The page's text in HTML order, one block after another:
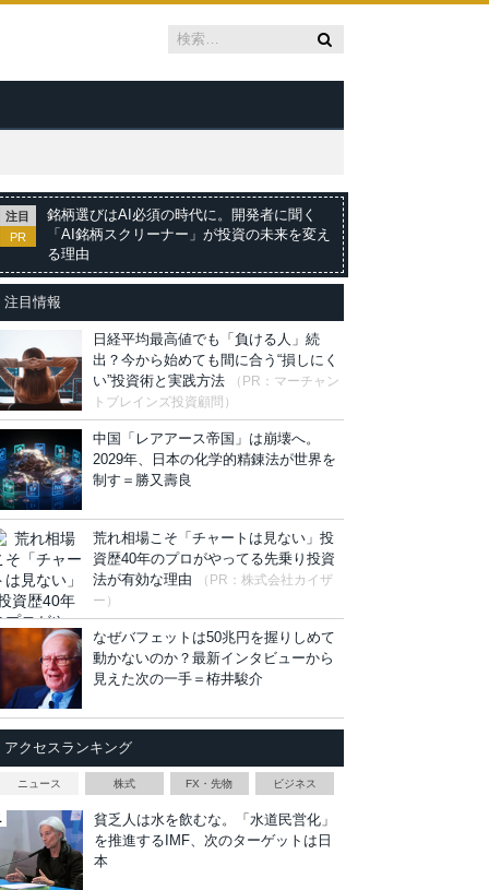
注目
PR
銘柄選びはAI必須の時代に。開発者に聞く
「AI銘柄スクリーナー」が投資の未来を変え
る理由
注目情報
日経平均最高値でも「負ける人」続
出？今から始めても間に合う“損しにく
い”投資術と実践方法
（PR：マーチャン
トブレインズ投資顧問）
中国「レアアース帝国」は崩壊へ。
2029年、日本の化学的精錬法が世界を
制す＝勝又壽良
荒れ相場こそ「チャートは見ない」投
資歴40年のプロがやってる先乗り投資
法が有効な理由
（PR：株式会社カイザ
ー）
なぜバフェットは50兆円を握りしめて
動かないのか？最新インタビューから
見えた次の一手＝栫井駿介
アクセスランキング
ニュース 株式 FX・先物 ビジネス
貧乏人は水を飲むな。「水道民営化」
を推進するIMF、次のターゲットは日
本